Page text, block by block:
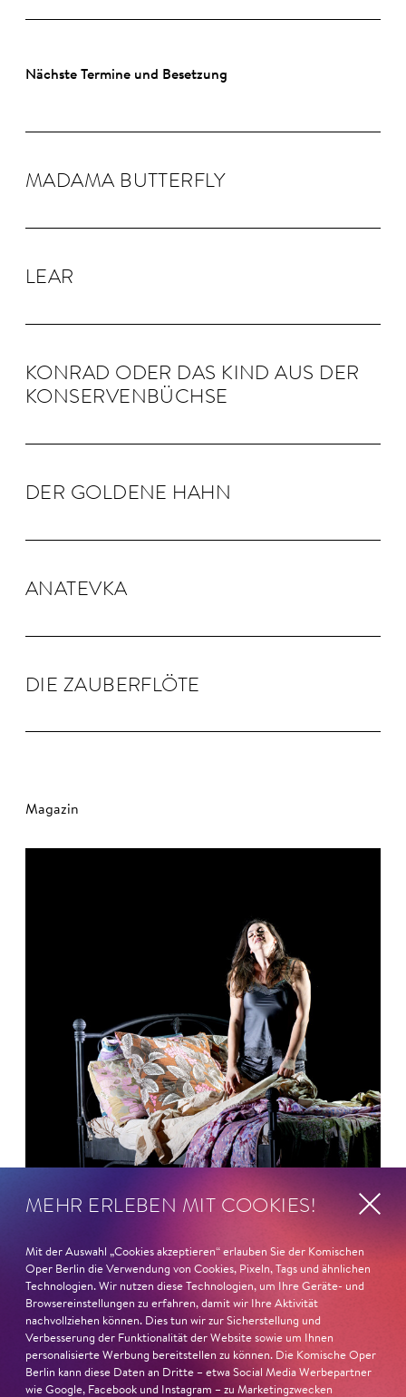
Nächste Termine und Besetzung
MADAMA BUTTER­FLY
LEAR
KON­RAD ODER DAS KIND AUS DER
KON­SER­VEN­BÜCHSE
DER GOLDENE HAHN
ANA­TEVKA
DIE ZAU­BER­FLÖTE
Magazin
26. Juni 2026
Ambur Braid für DER FAUST
nominiert
MEHR ERLEBEN MIT COOKIES!
Mit der Auswahl „Cookies akzeptieren“ erlauben Sie der Komischen
Oper Berlin die Verwendung von Cookies, Pixeln, Tags und ähnlichen
Technologien. Wir nutzen diese Technologien, um Ihre Geräte- und
Browsereinstellungen zu erfahren, damit wir Ihre Aktivität
nachvollziehen können. Dies tun wir zur Sicherstellung und
Verbesserung der Funktionalität der Website sowie um Ihnen
personalisierte Werbung bereitstellen zu können. Die Komische Oper
Berlin kann diese Daten an Dritte – etwa Social Media Werbepartner
wie Google, Facebook und Instagram – zu Marketingzwecken